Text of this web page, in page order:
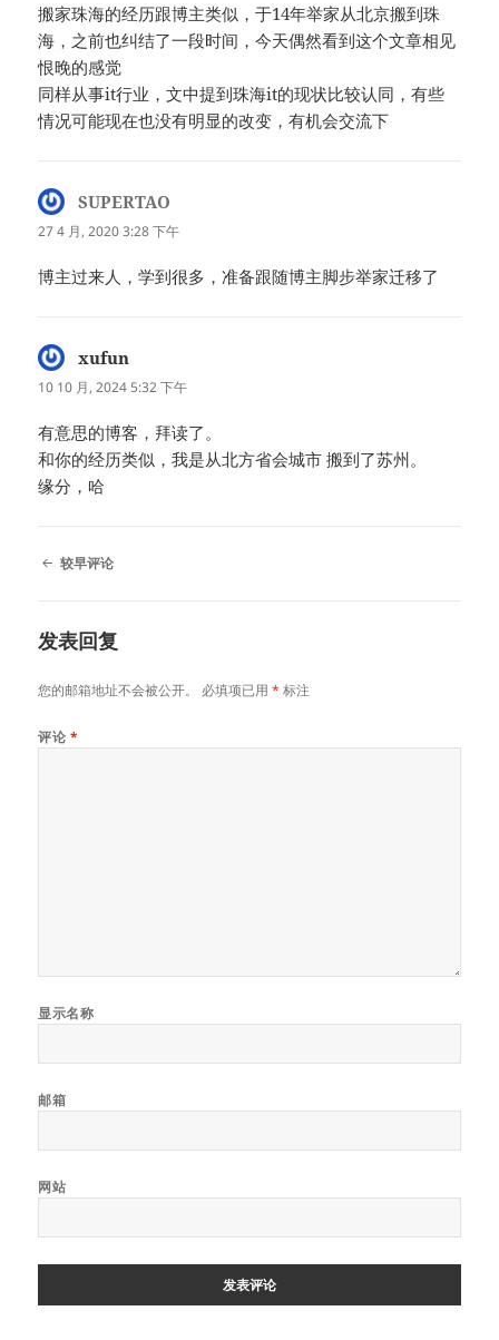
搬家珠海的经历跟博主类似，于14年举家从北京搬到珠
海，之前也纠结了一段时间，今天偶然看到这个文章相见
恨晚的感觉
同样从事it行业，文中提到珠海it的现状比较认同，有些
情况可能现在也没有明显的改变，有机会交流下
SUPERTAO
道：
27 4 月, 2020 3:28 下午
博主过来人，学到很多，准备跟随博主脚步举家迁移了
xufun
道：
10 10 月, 2024 5:32 下午
有意思的博客，拜读了。
和你的经历类似，我是从北方省会城市 搬到了苏州。
缘分，哈
评 较早评论
发表回复
您的邮箱地址不会被公开。 必填项已用* 标注
评论 *
显示名称
邮箱
网站